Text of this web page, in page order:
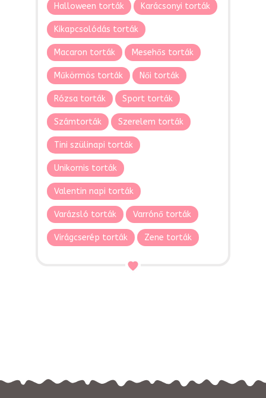
Halloween torták Karácsonyi torták
Kikapcsolódás torták
Macaron torták Mesehős torták
Műkörmös torták Női torták
Rózsa torták Sport torták
Számtorták Szerelem torták
Tini szülinapi torták
Unikornis torták
Valentin napi torták
Varázsló torták Varrónő torták
Virágcserép torták Zene torták